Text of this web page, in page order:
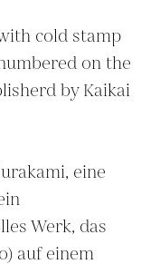
cold stamp
on the
by Kaikai
eine
Werk, das
auf einem